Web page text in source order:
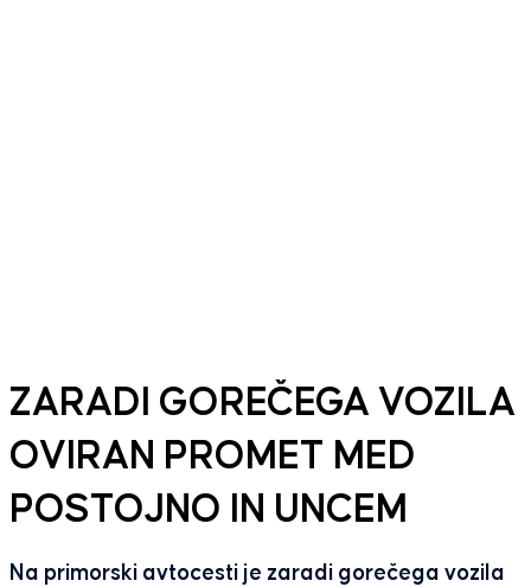
ZARADI GOREČEGA VOZILA
OVIRAN PROMET MED
POSTOJNO IN UNCEM
Na primorski avtocesti je zaradi gorečega vozila